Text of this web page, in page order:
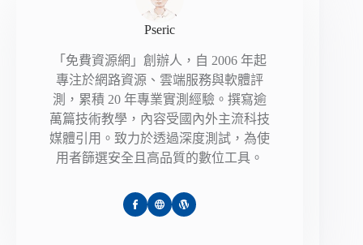
Pseric
「免費資源網」創辦人，自 2006 年起
專注於網路資源、雲端服務與軟體評
測，累積 20 年專業實測經驗。撰寫逾
萬篇技術教學，內容受國內外主流科技
媒體引用。致力於透過深度測試，為使
用者篩選安全且高品質的數位工具。